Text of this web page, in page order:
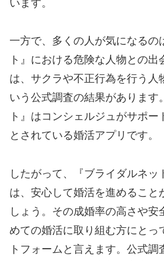
います。
一方で、多くの人が気になるの
ト』における危険な人物との出
は、サクラや不正行為を行う人
いう公式調査の結果があります
ト』はコンシェルジュがサポ
とされている婚活アプリです。
したがって、『ブライダルネッ
は、安心して婚活を進めること
しょう。その成婚率の高さや安
めての婚活に取り組む方にとっ
トフォームと言えます。公式調